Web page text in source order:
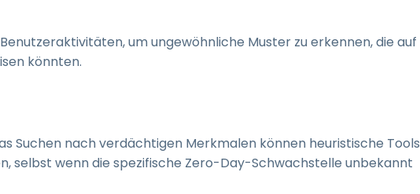
um ungewöhnliche Muster zu erkennen, die auf
könnten.
Suchen nach verdächtigen Merkmalen können heuristische Tools
selbst wenn die spezifische Zero-Day-Schwachstelle unbekannt